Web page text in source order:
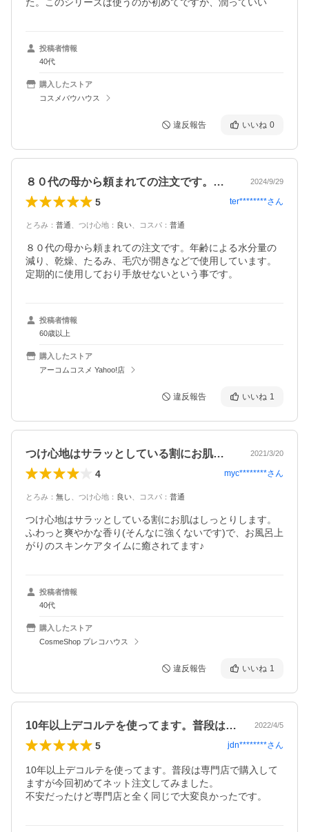
投稿者情報
40代
購入したストア
コスメバウハウス
違反報告 いいね 0
８０代の母から頼まれての注文です。年齢… 2024/9/29
5 ter********さん
とろみ ： 普通 つけ心地 ： 良い コスパ ： 普通
８０代の母から頼まれての注文です。年齢による水分量の
減り、乾燥、たるみ、毛穴が開きなどで使用しています。
定期的に使用しており手放せないという事です。
投稿者情報
60歳以上
購入したストア
アーコムコスメ Yahoo!店
違反報告 いいね 1
つけ心地はサラッとしている割にお肌はし… 2021/3/20
4 myc********さん
とろみ ： 無し つけ心地 ： 良い コスパ ： 普通
つけ心地はサラッとしている割にお肌はしっとりします。
ふわっと爽やかな香り(そんなに強くないです)で、お風呂上
がりのスキンケアタイムに癒されてます♪
投稿者情報
40代
購入したストア
CosmeShop プレコハウス
違反報告 いいね 1
10年以上デコルテを使ってます。普段は… 2022/4/5
5 jdn********さん
10年以上デコルテを使ってます。普段は専門店で購入して
ますが今回初めてネット注文してみました。
不安だったけど専門店と全く同じで大変良かったです。